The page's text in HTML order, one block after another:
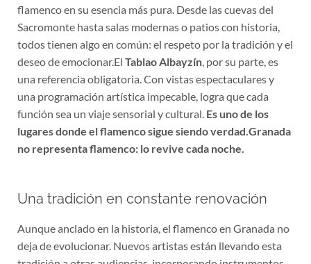
flamenco en su esencia más pura. Desde las cuevas del
Sacromonte hasta salas modernas o patios con historia,
todos tienen algo en común: el respeto por la tradición y el
deseo de emocionar.El Tablao Albayzín, por su parte, es
una referencia obligatoria. Con vistas espectaculares y
una programación artística impecable, logra que cada
función sea un viaje sensorial y cultural. Es uno de los
lugares donde el flamenco sigue siendo verdad. Granada
no representa flamenco: lo revive cada noche.
Una tradición en constante renovación
Aunque anclado en la historia, el flamenco en Granada no
deja de evolucionar. Nuevos artistas están llevando esta
tradición a otras audiencias, incorporando instrumentos,